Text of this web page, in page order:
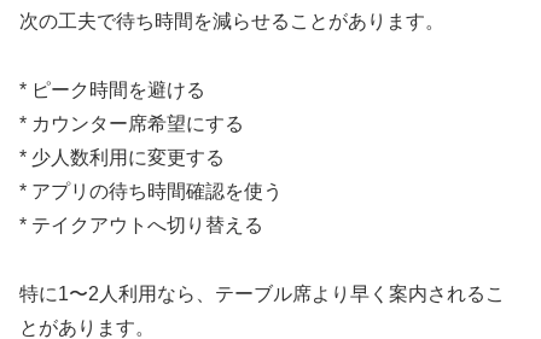
次の工夫で待ち時間を減らせることがあります。
* ピーク時間を避ける
* カウンター席希望にする
* 少人数利用に変更する
* アプリの待ち時間確認を使う
* テイクアウトへ切り替える
特に1〜2人利用なら、テーブル席より早く案内されるこ
とがあります。